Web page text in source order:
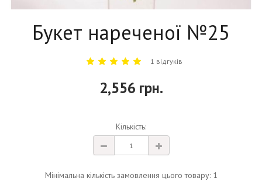
Букет нареченої №25
1 відгуків
2,556 грн.
Кількість:
Мінімальна кількість замовлення цього товару: 1